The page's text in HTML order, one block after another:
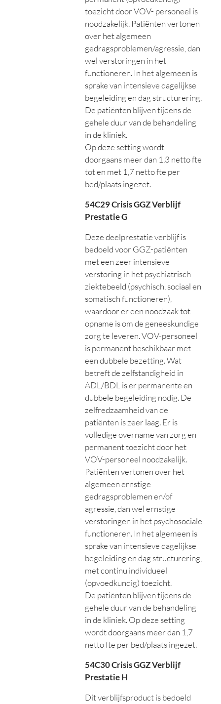
toezicht door VOV- personeel is
noodzakelijk. Patiënten vertonen
over het algemeen
gedragsproblemen/agressie, dan
wel verstoringen in het
functioneren. In het algemeen is
sprake van intensieve dagelijkse
begeleiding en dag structurering.
De patiënten blijven tijdens de
gehele duur van de behandeling
in de kliniek.
Op deze setting wordt
doorgaans meer dan 1,3 netto fte
tot en met 1,7 netto fte per
bed/plaats ingezet.
54C29 Crisis GGZ Verblijf
Prestatie G
Deze deelprestatie verblijf is
bedoeld voor GGZ-patiënten
met een zeer intensieve
verstoring in het psychiatrisch
ziektebeeld (psychisch, sociaal en
somatisch functioneren),
waardoor er een noodzaak tot
opname is om de geneeskundige
zorg te leveren. VOV-personeel
is permanent beschikbaar met
een dubbele bezetting. Wat
betreft de zelfstandigheid in
ADL/BDL is er permanente en
dubbele begeleiding nodig. De
zelfredzaamheid van de
patiënten is zeer laag. Er is
volledige overname van zorg en
permanent toezicht door het
VOV-personeel noodzakelijk.
Patiënten vertonen over het
algemeen ernstige
gedragsproblemen en/of
agressie, dan wel ernstige
verstoringen in het psychosociale
functioneren. In het algemeen is
sprake van intensieve dagelijkse
begeleiding en dag structurering,
met continu individueel
(opvoedkundig) toezicht.
De patiënten blijven tijdens de
gehele duur van de behandeling
in de kliniek. Op deze setting
wordt doorgaans meer dan 1,7
netto fte per bed/plaats ingezet.
54C30 Crisis GGZ Verblijf
Prestatie H
Dit verblijfsproduct is bedoeld